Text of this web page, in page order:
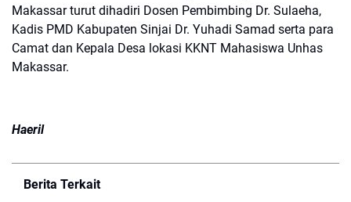
Makassar turut dihadiri Dosen Pembimbing Dr. Sulaeha,
Kadis PMD Kabupaten Sinjai Dr. Yuhadi Samad serta para
Camat dan Kepala Desa lokasi KKNT Mahasiswa Unhas
Makassar.
Haeril
Berita Terkait